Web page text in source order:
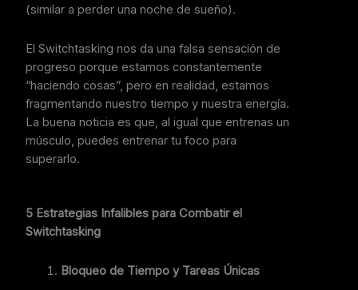
(similar a perder una noche de sueño).
El Switchtasking nos da una falsa sensación de
progreso porque estamos constantemente
“haciendo cosas”, pero en realidad, estamos
fragmentando nuestro tiempo y nuestra energía.
La buena noticia es que, al igual que entrenas un
músculo, puedes entrenar tu foco para
superarlo.
5 Estrategias Infalibles para Combatir el
Switchtasking
Bloqueo de Tiempo y Tareas Únicas